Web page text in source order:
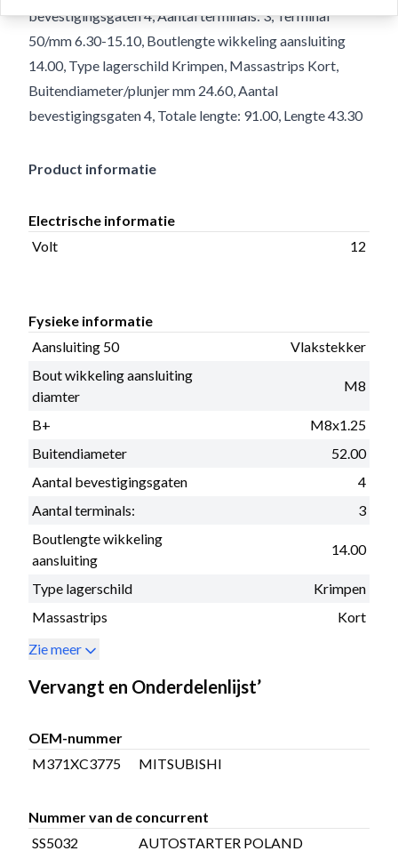
bevestigingsgaten 4, Aantal terminals: 3, Terminal
50/mm 6.30-15.10, Boutlengte wikkeling aansluiting
14.00, Type lagerschild Krimpen, Massastrips Kort,
Buitendiameter/plunjer mm 24.60, Aantal
bevestigingsgaten 4, Totale lengte: 91.00, Lengte 43.30
Product informatie
Electrische informatie
Volt
12
Fysieke informatie
Aansluiting 50
Vlakstekker
Bout wikkeling aansluiting
diamter
M8
B+
M8x1.25
Buitendiameter
52.00
Aantal bevestigingsgaten
4
Aantal terminals:
3
Boutlengte wikkeling
aansluiting
14.00
Type lagerschild
Krimpen
Massastrips
Kort
Zie meer
Vervangt en Onderdelenlijst’
OEM-nummer
M371XC3775
MITSUBISHI
Nummer van de concurrent
SS5032
AUTOSTARTER POLAND